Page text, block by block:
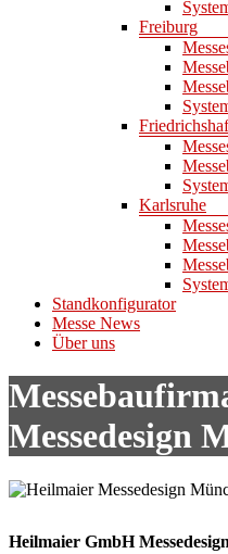
Freiburg
Karlsruhe
Standkonfigurator
Messe News
Über uns
Messedesign
Heilmaier GmbH